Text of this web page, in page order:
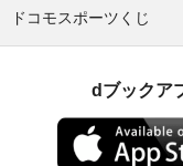
ドコモスポーツくじ
dブックア